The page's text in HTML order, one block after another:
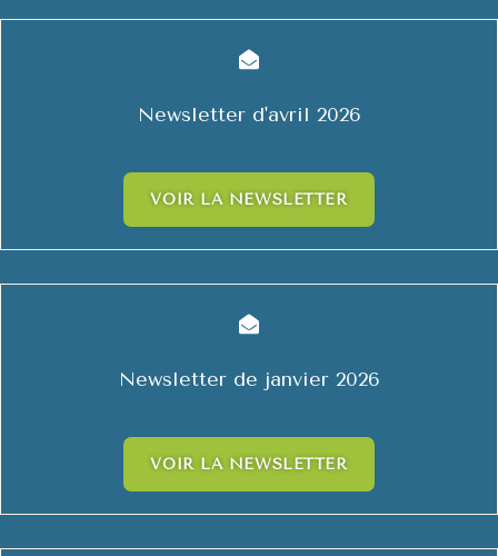

Newsletter d'avril 2026
VOIR LA NEWSLETTER

Newsletter de janvier 2026
VOIR LA NEWSLETTER